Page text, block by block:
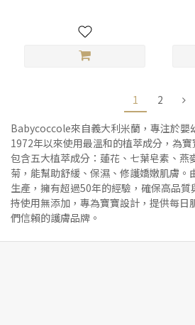
1
2
Babycoccole來自義大利米蘭，專注於嬰
1972年以來使用最溫和的植萃成分，為
包含五大植萃成分：蓮花、七葉皂素、燕
菊，能幫助舒緩、保濕、修護嬌嫩肌膚
生產，擁有超過50年的經驗，確保高品
持使用無添加，專為寶寶設計，提供每日
們信賴的護膚品牌。